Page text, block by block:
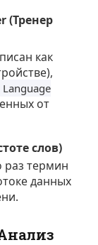
(Тренер
как
Language
от
слов)
раз термин
данных